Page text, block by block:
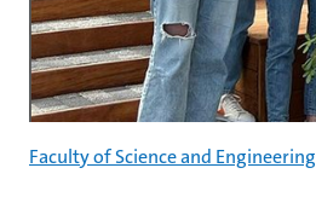
Faculty of Science and Engineering